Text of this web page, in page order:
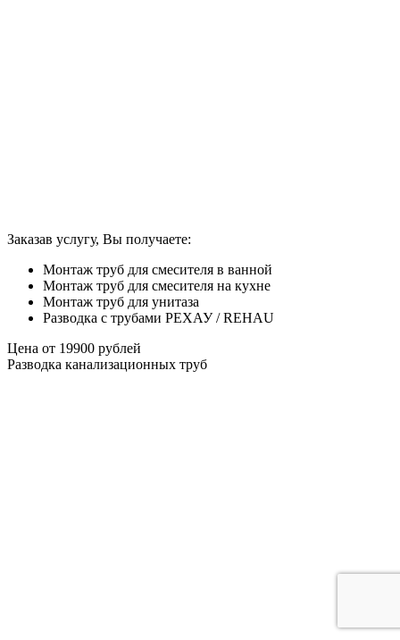
Заказав услугу, Вы получаете:
Монтаж труб для смесителя в ванной
Монтаж труб для смесителя на кухне
Монтаж труб для унитаза
Разводка с трубами РЕХАУ / REHAU
Цена от 19900 рублей
Разводка канализационных труб